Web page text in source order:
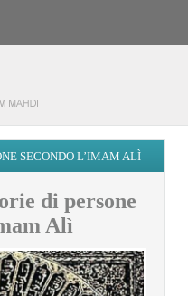
SECONDO L’IMAM ALÌ
di persone
Alì